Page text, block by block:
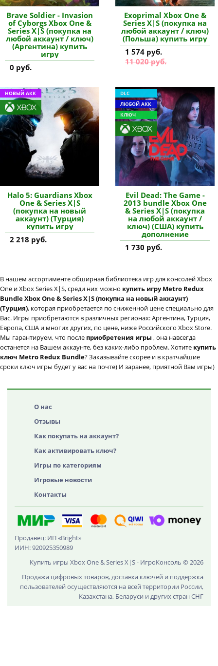
Brave Soldier - Invasion
of Cyborgs Xbox One &
Series X|S (покупка на
любой аккаунт / ключ)
(Аргентина) купить
игру
0 руб.
Exoprimal Xbox One &
Series X|S (покупка на
любой аккаунт / ключ)
(Польша) купить игру
1 574 руб.
11 020 руб.
НОВЫЙ АКК
Halo 5: Guardians Xbox
One & Series X|S
(покупка на новый
аккаунт) (Турция)
купить игру
2 218 руб.
DLC
ЛЮБОЙ АКК
КЛЮЧ
Evil Dead: The Game -
2013 bundle Xbox One
& Series X|S (покупка
на любой аккаунт /
ключ) (США) купить
дополнение
1 730 руб.
В нашем ассортименте обширная библиотека игр для консолей Xbox
One и Xbox Series X|S, среди них можно купить игру Metro Redux
Bundle Xbox One & Series X|S (покупка на новый аккаунт)
(Турция), которая приобретается по сниженной цене специально для
Вас. Игры приобретаются в различных регионах: Аргентина, Турция,
Европа, США и многих других, по цене, ниже Российского Xbox Store.
Мы гарантируем, что после приобретения игры , она навсегда
останется на Вашем аккаунте, без каких-либо проблем. Хотите купить
ключ Metro Redux Bundle? Заказывайте скорее и в кратчайшие
сроки ключ игры будет у вас на почте) И заранее, приятной Вам игры)
О нас
Отзывы
Как покупать на аккаунт?
Как активировать ключ?
Игры по категориям
Игровые новости
Контакты
Продавец: ИП «Bright»
ИИН: 920925350989
Купить игры Xbox One & Series X|S - ИгроКонсоль © 2026
Продажа цифровых товаров, доставка ключей и поддержка
пользователей осуществляются на всей территории России,
Казахстана, Беларуси и других стран СНГ